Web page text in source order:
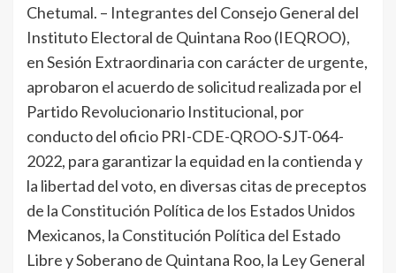
Chetumal. – Integrantes del Consejo General del
Instituto Electoral de Quintana Roo (IEQROO),
en Sesión Extraordinaria con carácter de urgente,
aprobaron el acuerdo de solicitud realizada por el
Partido Revolucionario Institucional, por
conducto del oficio PRI-CDE-QROO-SJT-064-
2022, para garantizar la equidad en la contienda y
la libertad del voto, en diversas citas de preceptos
de la Constitución Política de los Estados Unidos
Mexicanos, la Constitución Política del Estado
Libre y Soberano de Quintana Roo, la Ley General